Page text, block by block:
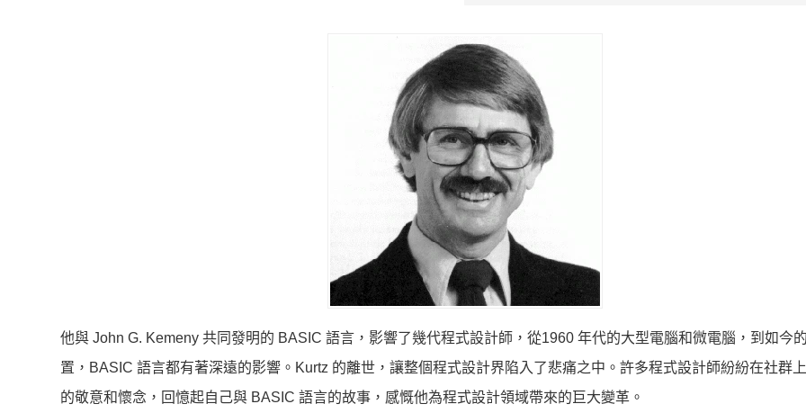
他與 John G. Kemeny 共同發明的 BASIC 語言，影響了幾代程式設計師，從1960 年代的大型電腦和微電腦，到如今
置，BASIC 語言都有著深遠的影響。Kurtz 的離世，讓整個程式設計界陷入了悲痛之中。許多程式設計師紛紛在社群
的敬意和懷念，回憶起自己與 BASIC 語言的故事，感慨他為程式設計領域帶來的巨大變革。